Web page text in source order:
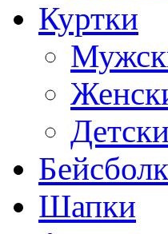
Куртки
Шапки